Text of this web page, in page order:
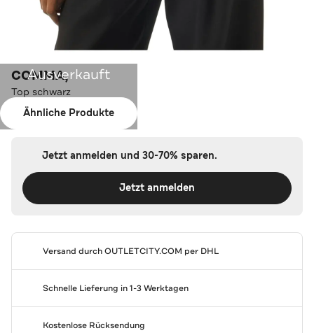
Ausverkauft
Ähnliche Produkte
COMMA,
Top schwarz
Farbe:schwarz
Jetzt anmelden und 30-70% sparen.
Jetzt anmelden
Versand durchOUTLETCITY.COM per DHL
Schnelle Lieferung in 1-3 Werktagen
Kostenlose Rücksendung